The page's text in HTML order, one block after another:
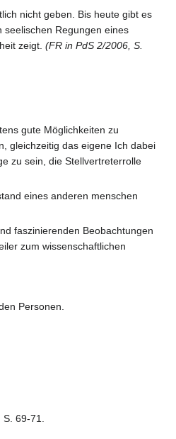
nicht geben. Bis heute gibt es
seelischen Regungen eines
zeigt. (FR in PdS 2/2006, S.
gute Möglichkeiten zu
gleichzeitig das eigene Ich dabei
zu sein, die Stellvertreterrolle
eines anderen menschen
faszinierenden Beobachtungen
zum wissenschaftlichen
Personen.
69-71.